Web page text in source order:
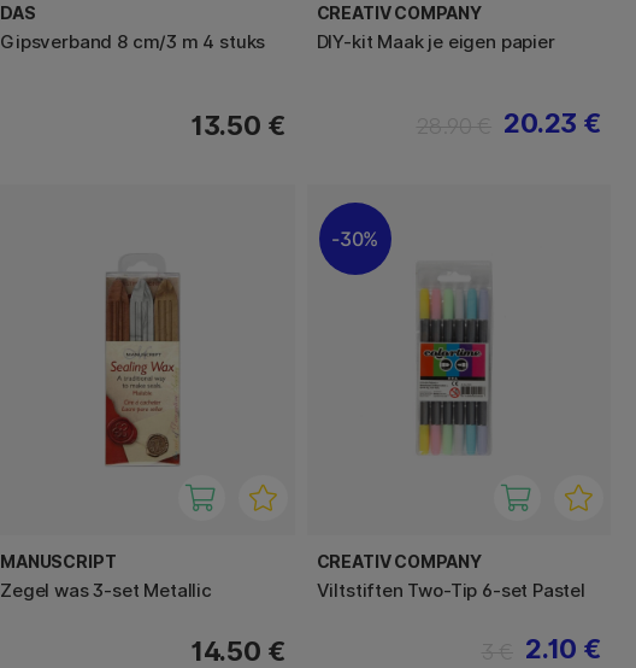
DAS
Gipsverband 8 cm/3 m 4 stuks
13.50 €
CREATIV COMPANY
DIY-kit Maak je eigen papier
20.23 €
MANUSCRIPT
Zegel was 3-set Metallic
14.50 €
30%
CREATIV COMPANY
Viltstiften Two-Tip 6-set Pastel
2.10 €